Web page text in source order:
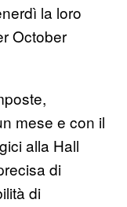
la loro
October
mese e con il
alla Hall
di
di